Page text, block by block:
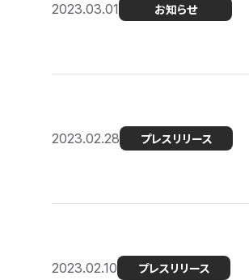
2023.03.01 お知らせ
2023.02.28 プレスリリース
2023.02.10 プレスリリース